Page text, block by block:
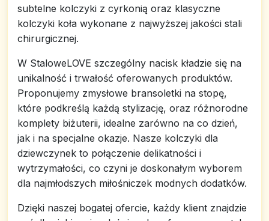
subtelne kolczyki z cyrkonią oraz klasyczne
kolczyki koła wykonane z najwyższej jakości stali
chirurgicznej.
W StaloweLOVE szczególny nacisk kładzie się na
unikalność i trwałość oferowanych produktów.
Proponujemy zmysłowe bransoletki na stopę,
które podkreślą każdą stylizację, oraz różnorodne
komplety biżuterii, idealne zarówno na co dzień,
jak i na specjalne okazje. Nasze kolczyki dla
dziewczynek to połączenie delikatności i
wytrzymałości, co czyni je doskonałym wyborem
dla najmłodszych miłośniczek modnych dodatków.
Dzięki naszej bogatej ofercie, każdy klient znajdzie